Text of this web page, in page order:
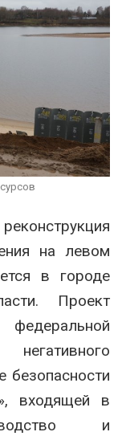
на левом
в городе
Проект
безопасности
входящей в
и